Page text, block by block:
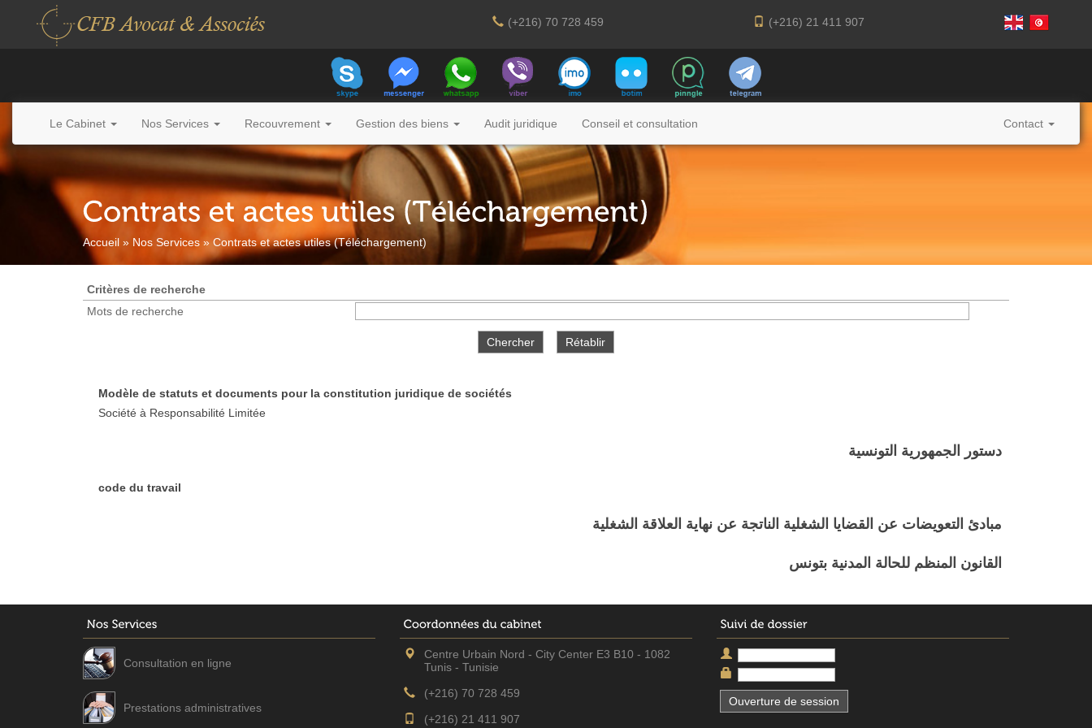
(+216) 70 728 459 (+216) 21 411 907
Le Cabinet Nos Services Recouvrement Gestion des biens Audit juridique Conseil et consultation Contact
Accueil » Nos Services » Contrats et actes utiles (Téléchargement)
Critères de recherche
Mots de recherche
Modèle de statuts et documents pour la constitution juridique de sociétés
Société à Responsabilité Limitée
دستور الجمهورية التونسية
code du travail
مبادئ التعويضات عن القضايا الشغلية الناتجة عن نهاية العلاقة الشغلية
القانون المنظم للحالة المدنية بتونس
Consultation en ligne
Prestations administratives
Centre Urbain Nord - City Center E3 B10 - 1082
Tunis - Tunisie
(+216) 70 728 459
(+216) 21 411 907